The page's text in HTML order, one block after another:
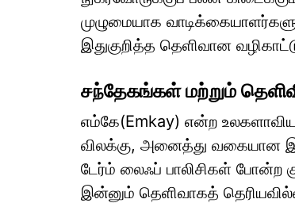
முழுமையாக
இதுகுறித்த தெளிவான
சந்தேகங்கள் மற்றும்
எம்கே(Emkay) என்ற
விலக்கு, அனைத்து வகையான
டேர்ம் லைஃப் பாலிசிகள் போன்ற
இன்னும் தெளிவாகத்